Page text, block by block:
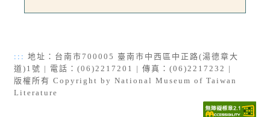
::: 地址：台南市700005 臺南市中西區中正路(湯德章大
道)1號 | 電話：(06)2217201 | 傳真：(06)2217232 |
版權所有 Copyright by National Museum of Taiwan
Literature